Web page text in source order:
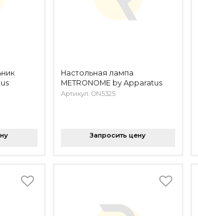
Настольная лампа
METRONOME by Apparatus
Артикул: ON5325
Запросить цену